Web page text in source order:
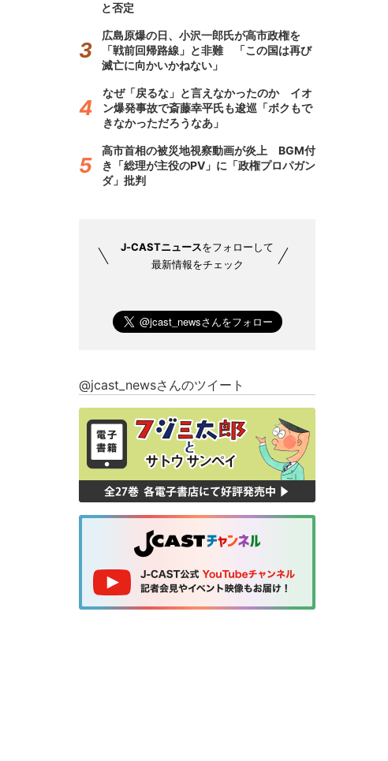
と否定
広島原爆の日、小沢一郎氏が高市政権を
「戦前回帰路線」と非難 「この国は再び
滅亡に向かいかねない」
なぜ「戻るな」と言えなかったのか イオ
ン爆発事故で斎藤幸平氏も逡巡「ボクもで
きなかっただろうなあ」
高市首相の被災地視察動画が炎上 BGM付
き「総理が主役のPV」に「政権プロパガン
ダ」批判
J-CASTニュースをフォローして
最新情報をチェック
@jcast_newsさんのツイート